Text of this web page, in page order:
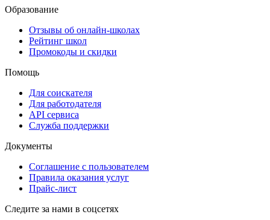
Образование
Отзывы об онлайн-школах
Рейтинг школ
Промокоды и скидки
Помощь
Для соискателя
Для работодателя
API сервиса
Служба поддержки
Документы
Соглашение с пользователем
Правила оказания услуг
Прайс-лист
Следите за нами в соцсетях